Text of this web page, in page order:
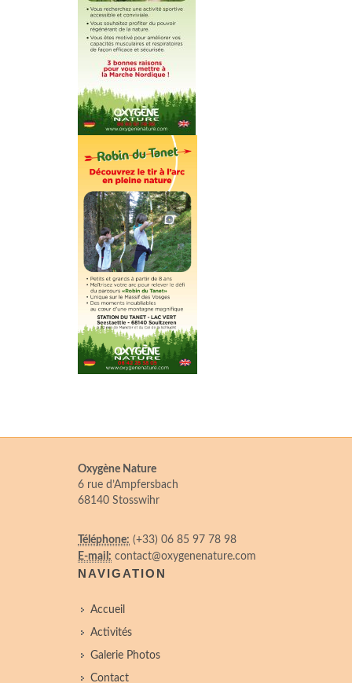
Oxygène Nature
6 rue d’Ampfersbach
68140 Stosswihr
Téléphone: (+33) 06 85 97 78 98
E-mail: contact@oxygenenature.com
NAVIGATION
Accueil
Activités
Galerie Photos
Contact